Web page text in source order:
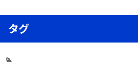
タグ